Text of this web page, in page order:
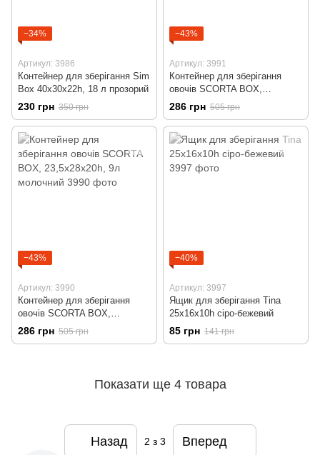
−34%
Артикул: 3986
Контейнер для зберігання Sim
Box 40x30x22h, 18 л прозорий
230 грн 350 грн
−43%
Артикул: 3991
Контейнер для зберігання
овочів SCORTA BOX,
23,5x28x20h, 9л сіро-бежевий
286 грн 505 грн
−43%
Артикул: 3990
Контейнер для зберігання
овочів SCORTA BOX,
23,5x28x20h, 9л молочний
286 грн 505 грн
−40%
Артикул: 3997
Ящик для зберігання Tina
25x16x10h сіро-бежевий
85 грн 141 грн
Показати ще 4 товара
Назад 2 з 3 Вперед